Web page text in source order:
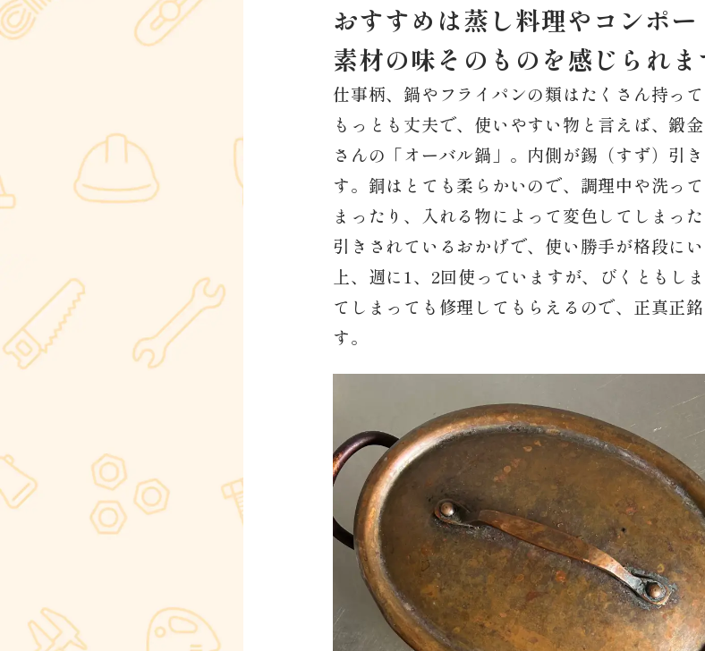
おすすめは蒸し料理やコンポー
素材の味そのものを感じられま
仕事柄、鍋やフライパンの類はたくさん持って
もっとも丈夫で、使いやすい物と言えば、鍛
さんの「オーバル鍋」。内側が錫（すず）引
す。銅はとても柔らかいので、調理中や洗っ
まったり、入れる物によって変色してしまっ
引きされているおかげで、使い勝手が格段に
上、週に1、2回使っていますが、びくともし
てしまっても修理してもらえるので、正真正
す。